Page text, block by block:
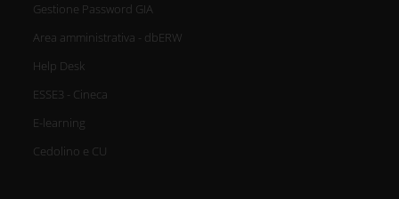
Gestione Password GIA
Area amministrativa - dbERW
Help Desk
ESSE3 - Cineca
E-learning
Cedolino e CU